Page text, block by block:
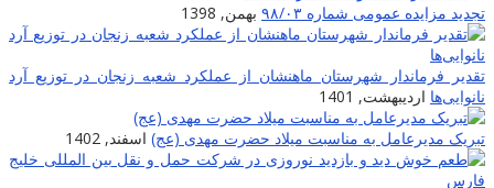
تجدید مزایده عمومی شماره ۹۸/۰۳
بهمن, 1398
تقدیر فرماندار شهرستان ماهنشان از عملکرد شعبه زنجان در توزیع آرد
نانوایی‌ها اردیبهشت, 1401
تبریک مدیرعامل به مناسبت میلاد حضرت مهدی (عج) اسفند, 1402